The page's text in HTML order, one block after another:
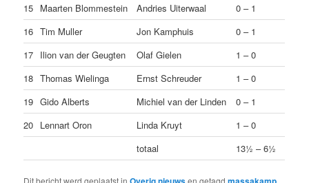
15 Maarten Blommestein Andries Uiterwaal
0 – 1
16 Tim Muller Jon Kamphuis
0 – 1
17 Ilion van der Geugten Olaf Gielen
1 – 0
18 Thomas Wielinga Ernst Schreuder
1 – 0
19 Gido Alberts Michiel van der Linden
0 – 1
20 Lennart Oron Linda Kruyt
1 – 0
totaal
13½ – 6½
Dit bericht werd geplaatst in en getagd